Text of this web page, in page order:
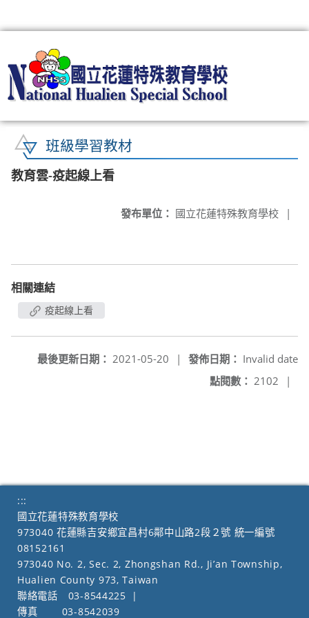
班級學習教材
教育雲-疫起線上看
發布單位： 國立花蓮特殊教育學校 |
相關連結
疫起線上看
發佈日期： Invalid date
最後更新日期： 2021-05-20
|
點閱數： 2102 |
:::
國立花蓮特殊教育學校
973040 花蓮縣吉安鄉宜昌村6鄰中山路2段２號 統一編號
08152161
973040 No. 2, Sec. 2, Zhongshan Rd., Ji’an Township,
Hualien County 973, Taiwan
聯絡電話
03-8544225
|
傳真
03-8542039